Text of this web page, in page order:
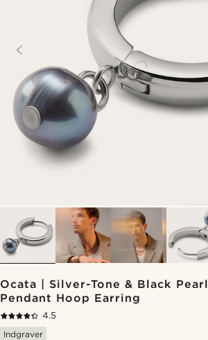
Ocata | Silver-Tone & Black Pearl
Pendant Hoop Earring
4.5
Indgraver